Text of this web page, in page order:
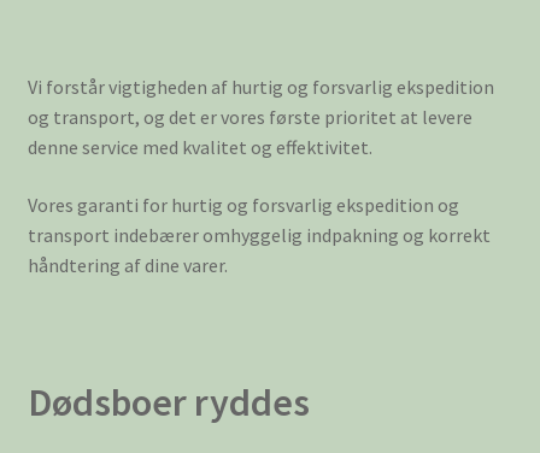
Vi forstår vigtigheden af hurtig og forsvarlig ekspedition
og transport, og det er vores første prioritet at levere
denne service med kvalitet og effektivitet.
Vores garanti for hurtig og forsvarlig ekspedition og
transport indebærer omhyggelig indpakning og korrekt
håndtering af dine varer.
Dødsboer ryddes